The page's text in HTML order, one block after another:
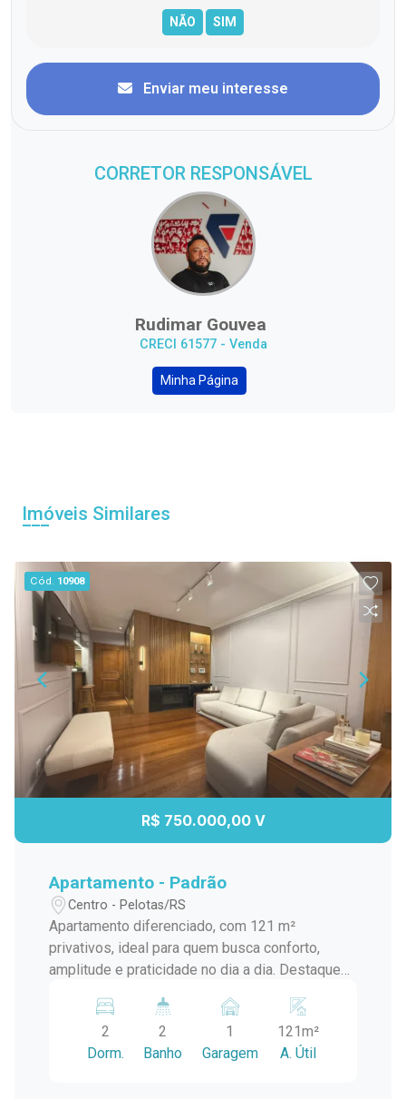
Enviar meu interesse
CORRETOR RESPONSÁVEL
Rudimar Gouvea
CRECI 61577 - Venda
Minha Página
Imóveis Similares
Cód. 10908
R$ 750.000,00 V
Apartamento - Padrão
Centro - Pelotas/RS
Apartamento diferenciado, com 121 m²
privativos, ideal para quem busca conforto,
amplitude e praticidade no dia a dia. Destaques
hidromassagem Dependência de empregada
Sala ampla com lareira, perfeita para os dias
mais frios Sacada com churrasqueira Ambientes
2
Dorm.
2
Banho
1
Garagem
121m²
A. Útil